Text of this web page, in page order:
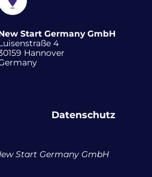
Start Germany GmbH
4
Hannover
Datenschutz
Start Germany GmbH